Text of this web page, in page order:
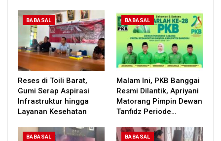
BABASAL
Reses di Toili Barat,
Gumi Serap Aspirasi
Infrastruktur hingga
Layanan Kesehatan
BABASAL
Malam Ini, PKB Banggai
Resmi Dilantik, Apriyani
Matorang Pimpin Dewan
Tanfidz Periode…
BABASAL BABASAL